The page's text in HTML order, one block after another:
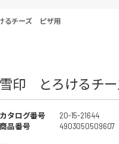
るチーズ ピザ用
雪印 とろけるチ
カタログ番号
20-15-21644
商品番号
4903050509607